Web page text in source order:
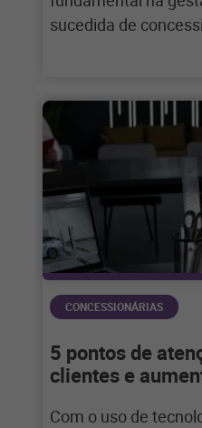
sucedida de
montadoras no
CONCESSIONÁRIAS
5 pontos de
clientes e
Com o uso de